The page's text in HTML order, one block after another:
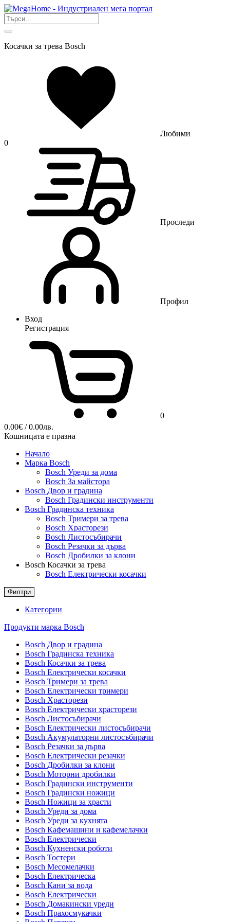
Косачки за трева Bosch
Любими
0
Проследи
Профил
Вход
Регистрация
0
0.00€ / 0.00лв.
Кошницата е празна
Начало
Марка Bosch
Bosch Уреди за дома
Bosch За майстора
Bosch Двор и градина
Bosch Градински инструменти
Bosch Градинска техника
Bosch Тримери за трева
Bosch Храсторези
Bosch Листосъбирачи
Bosch Резачки за дърва
Bosch Дробилки за клони
Bosch Косачки за трева
Bosch Електрически косачки
Филтри
Категории
Продукти марка Bosch
Bosch Двор и градина
Bosch Градинска техника
Bosch Косачки за трева
Bosch Електрически косачки
Bosch Тримери за трева
Bosch Електрически тримери
Bosch Храсторези
Bosch Електрически храсторези
Bosch Листосъбирачи
Bosch Електрически листосъбирачи
Bosch Акумулаторни листосъбирачи
Bosch Резачки за дърва
Bosch Електрически резачки
Bosch Дробилки за клони
Bosch Моторни дробилки
Bosch Градински инструменти
Bosch Градински ножици
Bosch Ножици за храсти
Bosch Уреди за дома
Bosch Уреди за кухнята
Bosch Кафемашини и кафемелачки
Bosch Електрически
Bosch Кухненски роботи
Bosch Тостери
Bosch Месомелачки
Bosch Електрическа
Bosch Кани за вода
Bosch Електрически
Bosch Домакински уреди
Bosch Прахосмукачки